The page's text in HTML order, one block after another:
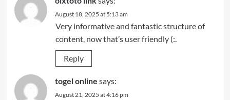
August 18, 2025 at 5:13 am
Very informative and fantastic structure of
content, now that’s user friendly (:.
Reply
togel online says:
August 21, 2025 at 4:16 pm